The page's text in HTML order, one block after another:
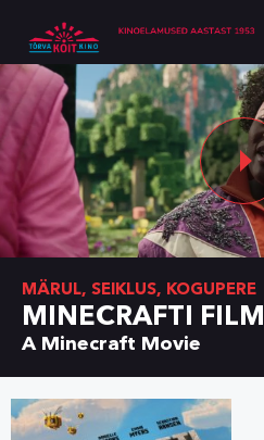
MÄRUL, SEIKLUS, KOGUPERE
MINECRAFTI FILM
A Minecraft Movie